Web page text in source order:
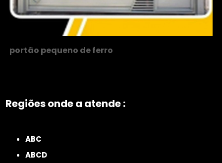
portão pequeno de ferro
Regiões onde a atende :
ABC
ABCD